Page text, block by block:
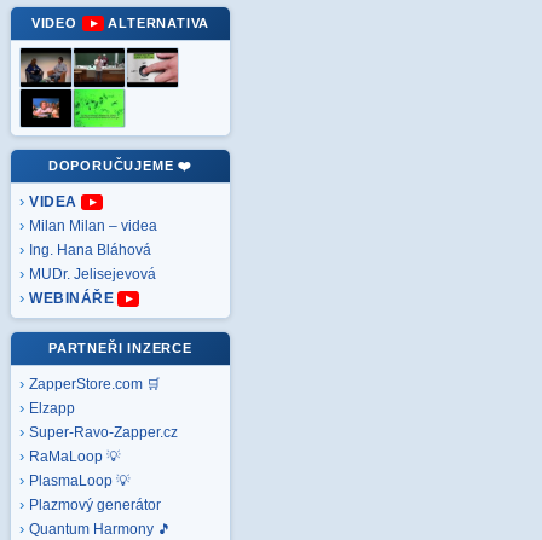
VIDEO ALTERNATIVA
DOPORUČUJEME ❤️
VIDEA
Milan Milan – videa
Ing. Hana Bláhová
MUDr. Jelisejevová
WEBINÁŘE
PARTNEŘI INZERCE
ZapperStore.com 🛒
Elzapp
Super-Ravo-Zapper.cz
RaMaLoop 💡
PlasmaLoop 💡
Plazmový generátor
Quantum Harmony 🎵